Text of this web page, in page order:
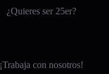
¿Quieres ser 25er?
¡Trabaja con nosotros!